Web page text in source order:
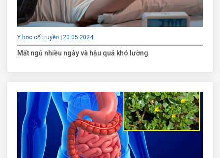
Y học cổ truyền 20.05.2024
Mất ngủ nhiều ngày và hậu quả khó lường